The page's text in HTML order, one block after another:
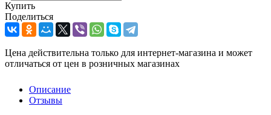
Купить
Поделиться
Цена действительна только для интернет-магазина и может
отличаться от цен в розничных магазинах
Описание
Отзывы